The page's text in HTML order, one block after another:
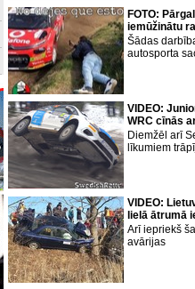
FOTO:
iemūžinātu
Šādas
autosporta
VIDEO:
WRC cīnās
Diemžēl arī
līkumiem
VIDEO:
lielā ātrumā
Arī iepriekš
avārijas